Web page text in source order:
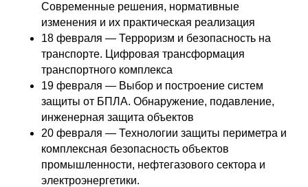
Современные решения, нормативные
изменения и их практическая реализация
18 февраля — Терроризм и безопасность на
транспорте. Цифровая трансформация
транспортного комплекса
19 февраля — Выбор и построение систем
защиты от БПЛА. Обнаружение, подавление,
инженерная защита объектов
20 февраля — Технологии защиты периметра и
комплексная безопасность объектов
промышленности, нефтегазового сектора и
электроэнергетики.